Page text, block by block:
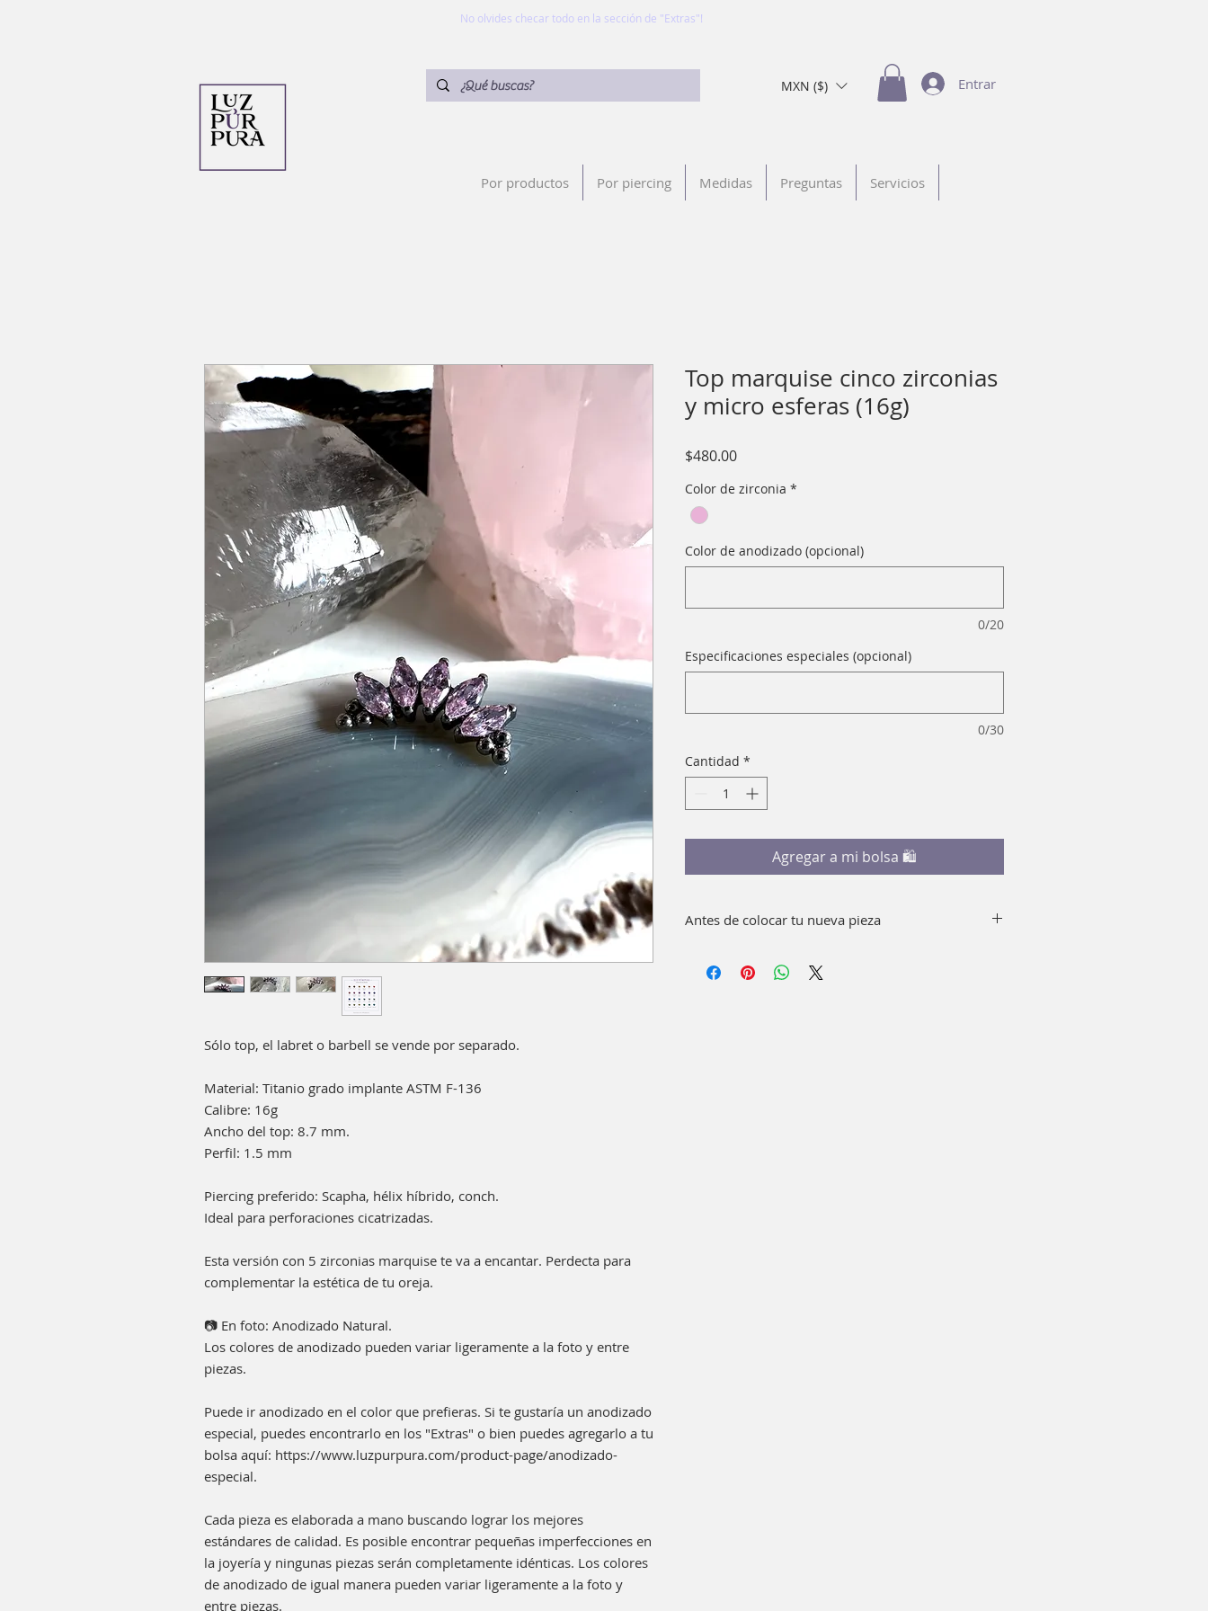
No olvides checar todo en la sección de "Extras"!
MXN ($) Entrar
Por productos Por piercing Medidas Preguntas Servicios
Sólo top, el labret o barbell se vende por separado.
Material: Titanio grado implante ASTM F-136
Calibre: 16g
Ancho del top: 8.7 mm.
Perfil: 1.5 mm
Piercing preferido: Scapha, hélix híbrido, conch.
Ideal para perforaciones cicatrizadas.
Esta versión con 5 zirconias marquise te va a encantar. Perdecta para
complementar la estética de tu oreja.
📷 En foto: Anodizado Natural.
Los colores de anodizado pueden variar ligeramente a la foto y entre
piezas.
Puede ir anodizado en el color que prefieras. Si te gustaría un anodizado
especial, puedes encontrarlo en los "Extras" o bien puedes agregarlo a tu
bolsa aquí: https://www.luzpurpura.com/product-page/anodizado-
especial.
Cada pieza es elaborada a mano buscando lograr los mejores
estándares de calidad. Es posible encontrar pequeñas imperfecciones en
la joyería y ningunas piezas serán completamente idénticas. Los colores
de anodizado de igual manera pueden variar ligeramente a la foto y
entre piezas.
Top marquise cinco zirconias
y micro esferas (16g)
$480.00Precio
Color de zirconia *
Color de anodizado (opcional)
0/20
Especificaciones especiales (opcional)
0/30
Cantidad *
Agregar a mi bolsa 🛍
Antes de colocar tu nueva pieza
pieza. No es necesario usar alcohol.